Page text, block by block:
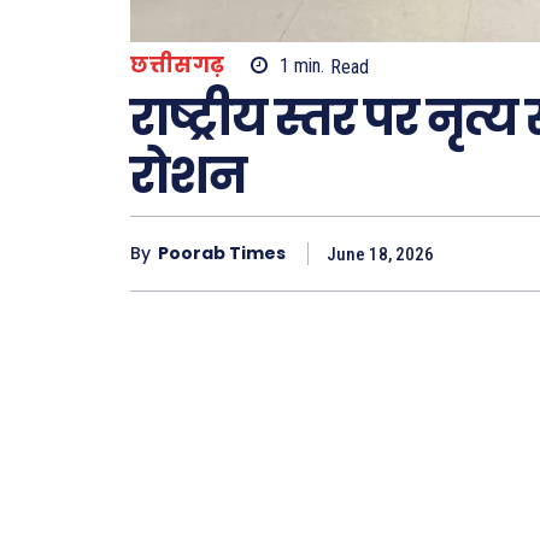
Type
छत्तीसगढ़ 1 min. Read
राष्ट्रीय स्तर पर
रोशन
By Poorab Times June 18, 2026